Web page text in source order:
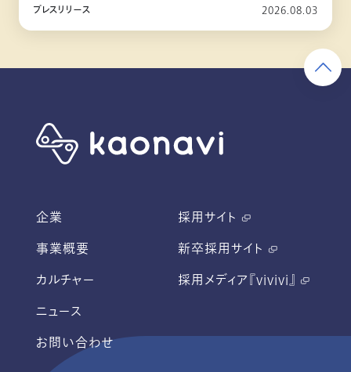
プレスリリース 2026.08.03
企業
事業概要
カルチャー
ニュース
お問い合わせ
採用サイト
新卒採用サイト
採用メディア『vivivi』